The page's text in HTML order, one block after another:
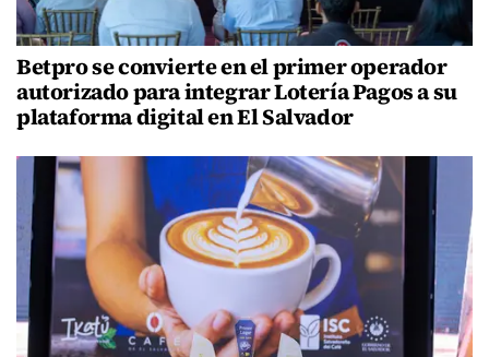
Betpro se convierte en el primer operador
autorizado para integrar Lotería Pagos a su
plataforma digital en El Salvador